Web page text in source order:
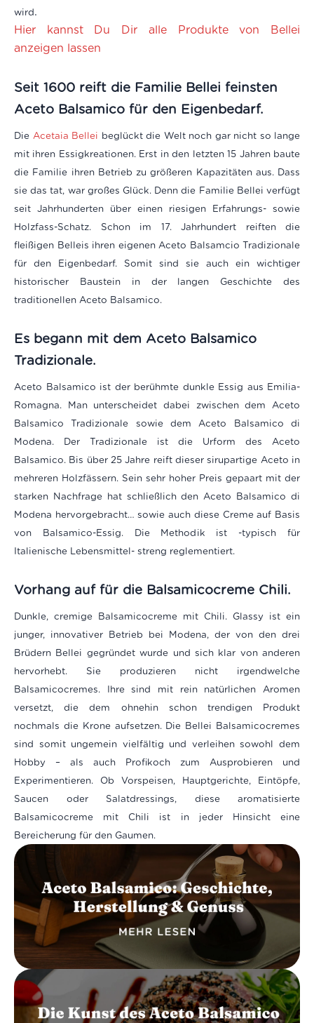
wird.
Hier kannst Du Dir alle Produkte von Bellei
anzeigen lassen
Seit 1600 reift die Familie Bellei feinsten
Aceto Balsamico für den Eigenbedarf.
Die Acetaia Bellei beglückt die Welt noch gar nicht so lange
mit ihren Essigkreationen. Erst in den letzten 15 Jahren baute
die Familie ihren Betrieb zu größeren Kapazitäten aus. Dass
sie das tat, war großes Glück. Denn die Familie Bellei verfügt
seit Jahrhunderten über einen riesigen Erfahrungs- sowie
Holzfass-Schatz. Schon im 17. Jahrhundert reiften die
fleißigen Belleis ihren eigenen Aceto Balsamcio Tradizionale
für den Eigenbedarf. Somit sind sie auch ein wichtiger
historischer Baustein in der langen Geschichte des
traditionellen Aceto Balsamico.
Es begann mit dem Aceto Balsamico
Tradizionale.
Aceto Balsamico ist der berühmte dunkle Essig aus Emilia-
Romagna. Man unterscheidet dabei zwischen dem Aceto
Balsamico Tradizionale sowie dem Aceto Balsamico di
Modena. Der Tradizionale ist die Urform des Aceto
Balsamico. Bis über 25 Jahre reift dieser sirupartige Aceto in
mehreren Holzfässern. Sein sehr hoher Preis gepaart mit der
starken Nachfrage hat schließlich den Aceto Balsamico di
Modena hervorgebracht… sowie auch diese Creme auf Basis
von Balsamico-Essig. Die Methodik ist -typisch für
Italienische Lebensmittel- streng reglementiert.
Vorhang auf für die Balsamicocreme Chili.
Dunkle, cremige Balsamicocreme mit Chili. Glassy ist ein
junger, innovativer Betrieb bei Modena, der von den drei
Brüdern Bellei gegründet wurde und sich klar von anderen
hervorhebt. Sie produzieren nicht irgendwelche
Balsamicocremes. Ihre sind mit rein natürlichen Aromen
versetzt, die dem ohnehin schon trendigen Produkt
nochmals die Krone aufsetzen. Die Bellei Balsamicocremes
sind somit ungemein vielfältig und verleihen sowohl dem
Hobby – als auch Profikoch zum Ausprobieren und
Experimentieren. Ob Vorspeisen, Hauptgerichte, Eintöpfe,
Saucen oder Salatdressings, diese aromatisierte
Balsamicocreme mit Chili ist in jeder Hinsicht eine
Bereicherung für den Gaumen.